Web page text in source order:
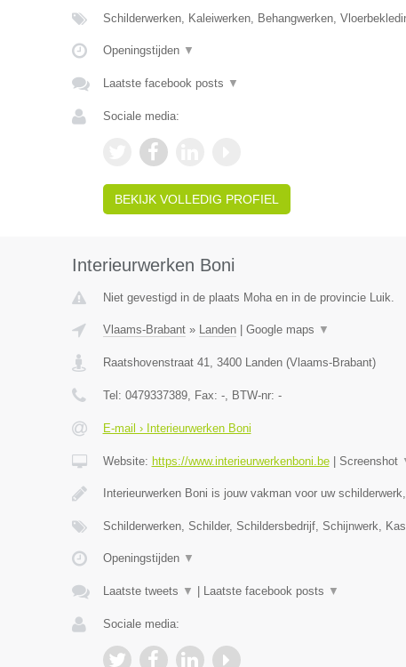
Schilderwerken, Kaleiwerken, Behangwerken,
Openingstijden ▼
Laatste facebook posts ▼
Sociale media:
BEKIJK VOLLEDIG PROFIEL
Interieurwerken Boni
Niet gevestigd in de plaats Moha en in de provincie Luik.
Vlaams-Brabant» Landen| Google maps ▼
Raatshovenstraat 41, 3400 Landen(Vlaams-Brabant)
Tel: 0479337389, Fax: -, BTW-nr: -
E-mail › Interieurwerken Boni
Website: https://www.interieurwerkenboni.be| Screenshot
Interieurwerken Boni is jouw vakman voor uw
Schilderwerken, Schilder, Schildersbedrijf, Schijnwerk,
Openingstijden ▼
Laatste tweets ▼ Laatste facebook posts ▼
Sociale media: